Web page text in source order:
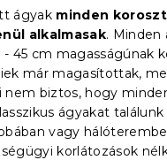
ágyak minden
alkalmasak. Minden
45 cm magasságúnak
már magasítottak,
nem biztos, hogy
ágyakat
vagy
korlátozások